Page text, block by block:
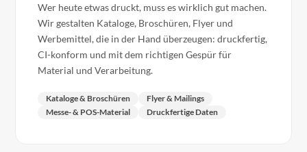
Wer heute etwas druckt, muss es wirklich gut machen.
Wir gestalten Kataloge, Broschüren, Flyer und
Werbemittel, die in der Hand überzeugen: druckfertig,
CI-konform und mit dem richtigen Gespür für
Material und Verarbeitung.
Kataloge & Broschüren
Flyer & Mailings
Messe- & POS-Material
Druckfertige Daten